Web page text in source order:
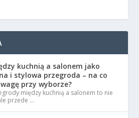
kuchnią a salonem jako
i stylowa przegroda – na co
przy wyborze?
między kuchnią a salonem to nie
przede …